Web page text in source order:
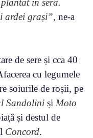
în seră.
ardei grași”, ne-a
de sere și cca 40
cu legumele
soiurile de roșii, pe
Sandolini și Moto
și destul de
Concord.